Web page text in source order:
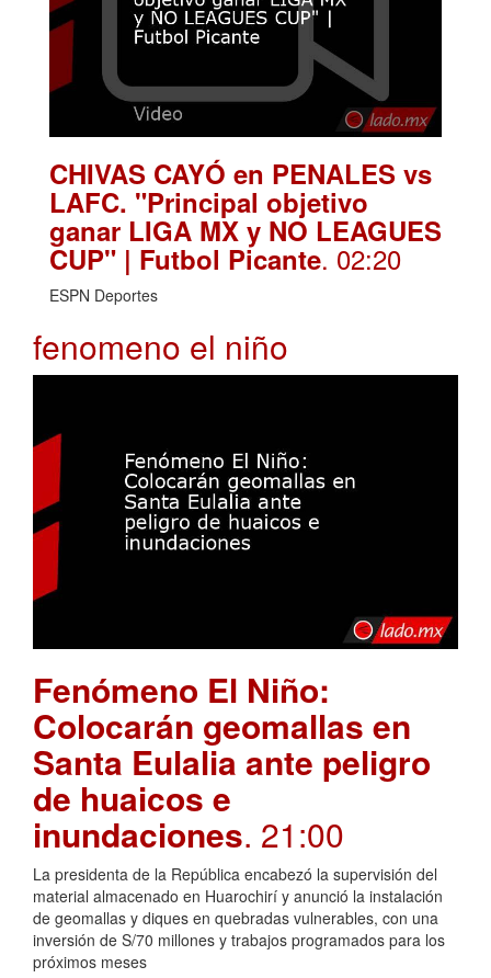
CHIVAS CAYÓ en PENALES vs
LAFC. "Principal objetivo
ganar LIGA MX y NO LEAGUES
CUP" | Futbol Picante. 02:20
ESPN Deportes
fenomeno el niño
Fenómeno El Niño:
Colocarán geomallas en
Santa Eulalia ante peligro
de huaicos e
inundaciones. 21:00
La presidenta de la República encabezó la supervisión del
material almacenado en Huarochirí y anunció la instalación
de geomallas y diques en quebradas vulnerables, con una
inversión de S/70 millones y trabajos programados para los
próximos meses